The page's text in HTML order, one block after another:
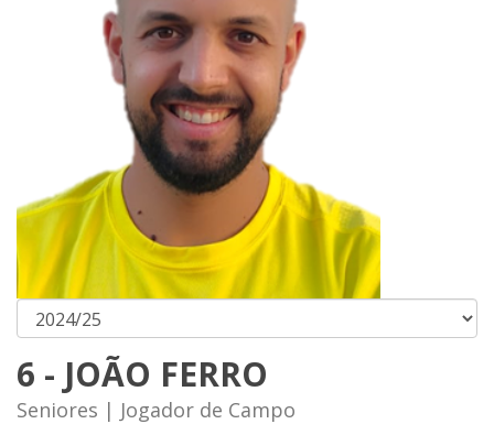
6 - JOÃO FERRO
Seniores | Jogador de Campo